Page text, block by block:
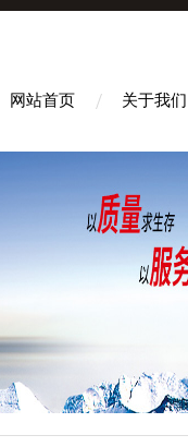
网站首页 关于我们